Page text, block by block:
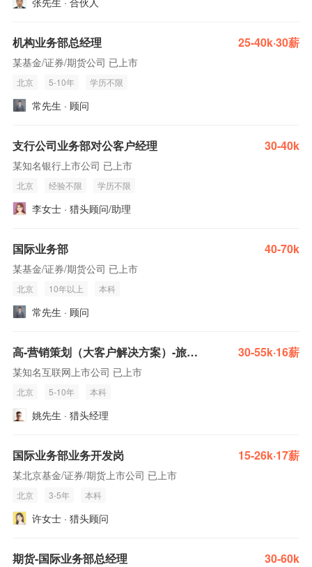
机构业务部总经理 25-40k·30薪
某基金/证券/期货公司 已上市
北京 5-10年 学历不限
常先生 · 顾问
支行公司业务部对公客户经理 30-40k
某知名银行上市公司 已上市
北京 经验不限 学历不限
李女士 · 猎头顾问/助理
国际业务部 40-70k
某基金/证券/期货公司 已上市
北京 10年以上 本科
常先生 · 顾问
高-营销策划（大客户解决方案）-旅游大交通业务部-信息业务中心 30-55k·16薪
某知名互联网上市公司 已上市
北京 5-10年 本科
姚先生 · 猎头经理
国际业务部业务开发岗 15-26k·17薪
某北京基金/证券/期货上市公司 已上市
北京 3-5年 本科
许女士 · 猎头顾问
期货-国际业务部总经理 30-60k